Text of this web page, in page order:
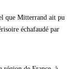
que Mitterrand ait pu
échafaudé par